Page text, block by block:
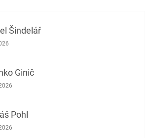
Šindelář
obchodu je 5 z 5 hvězdiček.
Ginič
obchodu je 5 z 5 hvězdiček.
Pohl
obchodu je 5 z 5 hvězdiček.